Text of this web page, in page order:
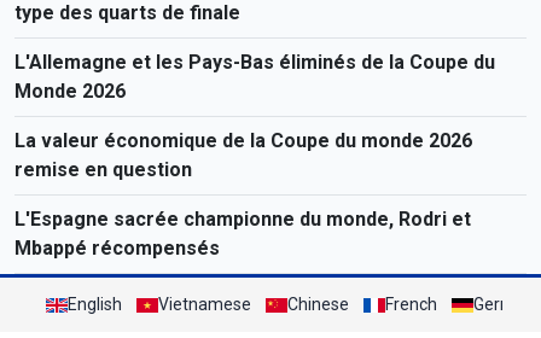
type des quarts de finale
L'Allemagne et les Pays-Bas éliminés de la Coupe du
Monde 2026
La valeur économique de la Coupe du monde 2026
remise en question
L'Espagne sacrée championne du monde, Rodri et
Mbappé récompensés
English Vietnamese Chinese French German